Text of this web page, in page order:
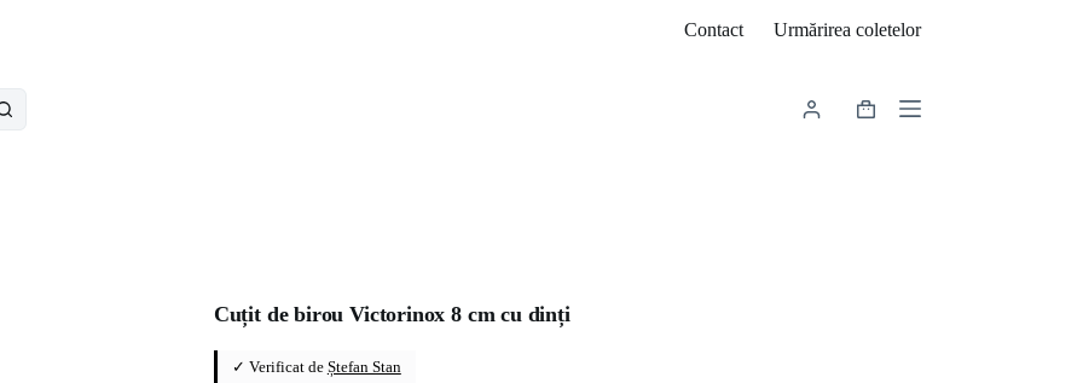
Contact Urmărirea coletelor
Coș
Cuțit de birou Victorinox 8 cm cu dinți
✓ Verificat de Ștefan Stan